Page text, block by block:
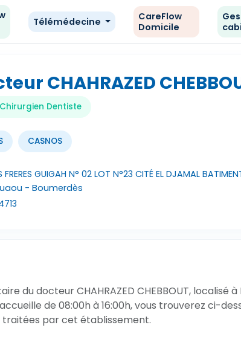
Télémédecine
CareFlow
Domicile
CHAHRAZED
Chirurgien Dentiste
CASNOS
FRERES GUIGAH N° 02 LOT N°23 CITÉ EL DJAMAL
- Boumerdès
du docteur CHAHRAZED CHEBBOUT, localisé à
accueille de 08:00h à 16:00h, vous trouverez ci-
par cet établissement.